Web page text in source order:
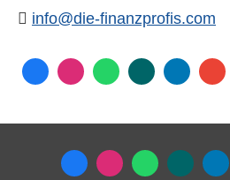
info@die-finanzprofis.com